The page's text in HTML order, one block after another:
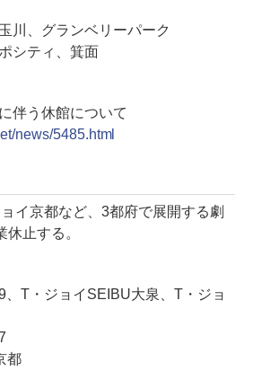
川、グランベリーパーク
シティ、箕面
伴う休館について
news/5485.html
イ京都など、3都府で展開する劇
止する。
、T・ジョイSEIBU大泉、T・ジョ
都